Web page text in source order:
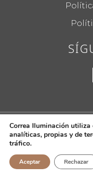
© 2022CORREA
derechos
Correa Iluminación
analíticas, propias y de
tráfico.
Aceptar Rechazar